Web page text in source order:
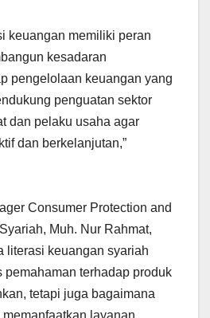
keuangan memiliki peran
kesadaran
pengelolaan keuangan yang
penguatan sektor
dan pelaku usaha agar
dan berkelanjutan,”
Consumer Protection and
Muh. Nur Rahmat,
literasi keuangan syariah
pemahaman terhadap produk
tetapi juga bagaimana
layanan